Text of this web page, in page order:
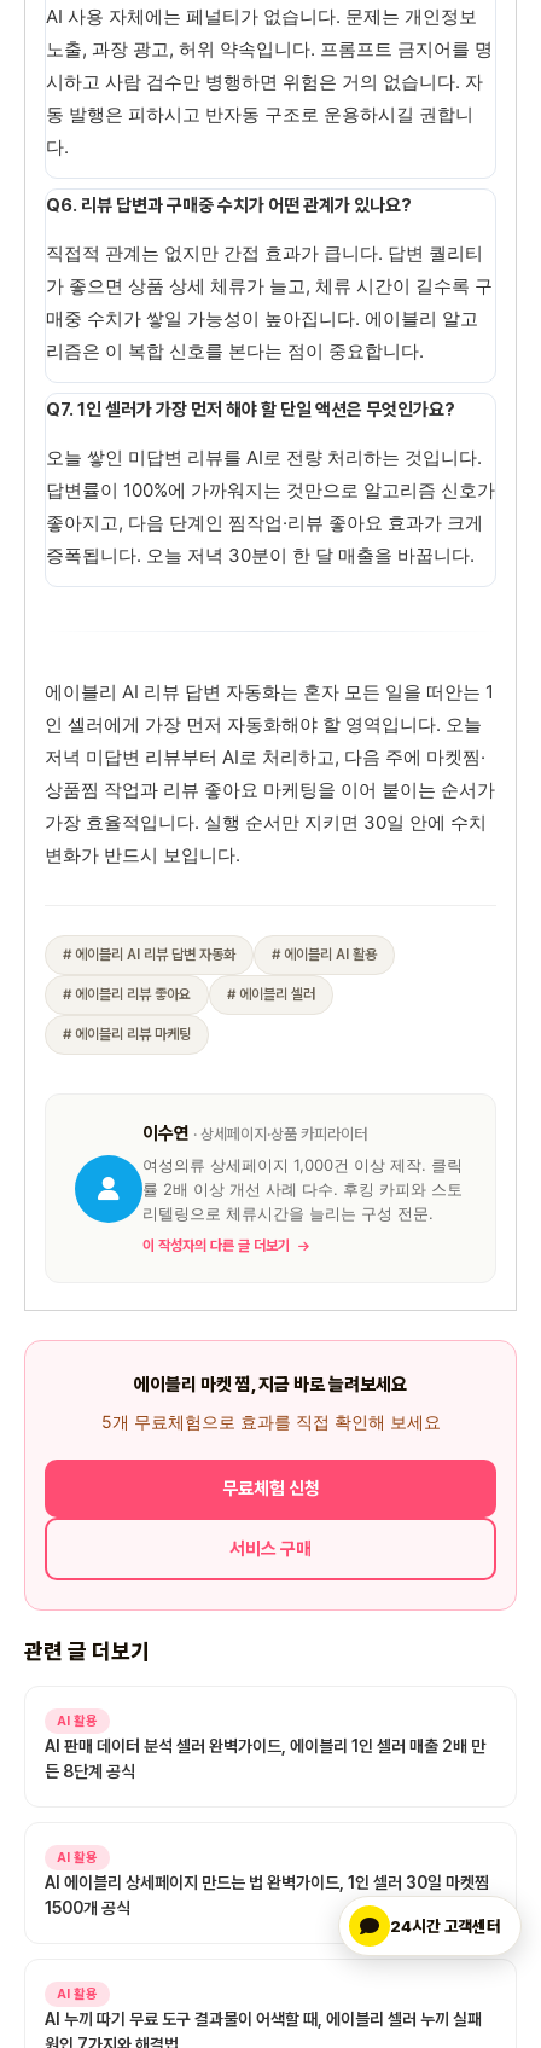
AI 사용 자체에는 페널티가 없습니다. 문제는 개인정보
노출, 과장 광고, 허위 약속입니다. 프롬프트 금지어를 명
시하고 사람 검수만 병행하면 위험은 거의 없습니다. 자
동 발행은 피하시고 반자동 구조로 운용하시길 권합니
다.
Q6. 리뷰 답변과 구매중 수치가 어떤 관계가 있나요?
직접적 관계는 없지만 간접 효과가 큽니다. 답변 퀄리티
가 좋으면 상품 상세 체류가 늘고, 체류 시간이 길수록 구
매중 수치가 쌓일 가능성이 높아집니다. 에이블리 알고
리즘은 이 복합 신호를 본다는 점이 중요합니다.
Q7. 1인 셀러가 가장 먼저 해야 할 단일 액션은 무엇인가요?
오늘 쌓인 미답변 리뷰를 AI로 전량 처리하는 것입니다.
답변률이 100%에 가까워지는 것만으로 알고리즘 신호가
좋아지고, 다음 단계인 찜작업·리뷰 좋아요 효과가 크게
증폭됩니다. 오늘 저녁 30분이 한 달 매출을 바꿉니다.
에이블리 AI 리뷰 답변 자동화는 혼자 모든 일을 떠안는 1
인 셀러에게 가장 먼저 자동화해야 할 영역입니다. 오늘
저녁 미답변 리뷰부터 AI로 처리하고, 다음 주에 마켓찜·
상품찜 작업과 리뷰 좋아요 마케팅을 이어 붙이는 순서가
가장 효율적입니다. 실행 순서만 지키면 30일 안에 수치
변화가 반드시 보입니다.
# 에이블리 AI 리뷰 답변 자동화 # 에이블리 AI 활용
# 에이블리 리뷰 좋아요 # 에이블리 셀러
# 에이블리 리뷰 마케팅
이수연 · 상세페이지·상품 카피라이터
여성의류 상세페이지 1,000건 이상 제작. 클릭
률 2배 이상 개선 사례 다수. 후킹 카피와 스토
리텔링으로 체류시간을 늘리는 구성 전문.
이 작성자의 다른 글 더보기
에이블리 마켓 찜, 지금 바로 늘려보세요
5개 무료체험으로 효과를 직접 확인해 보세요
무료체험 신청
서비스 구매
관련 글 더보기
AI 활용
AI 판매 데이터 분석 셀러 완벽가이드, 에이블리 1인 셀러 매출 2배 만
든 8단계 공식
AI 활용
AI 에이블리 상세페이지 만드는 법 완벽가이드, 1인 셀러 30일 마켓찜
1500개 공식
AI 활용
AI 누끼 따기 무료 도구 결과물이 어색할 때, 에이블리 셀러 누끼 실패
24시간 고객센터